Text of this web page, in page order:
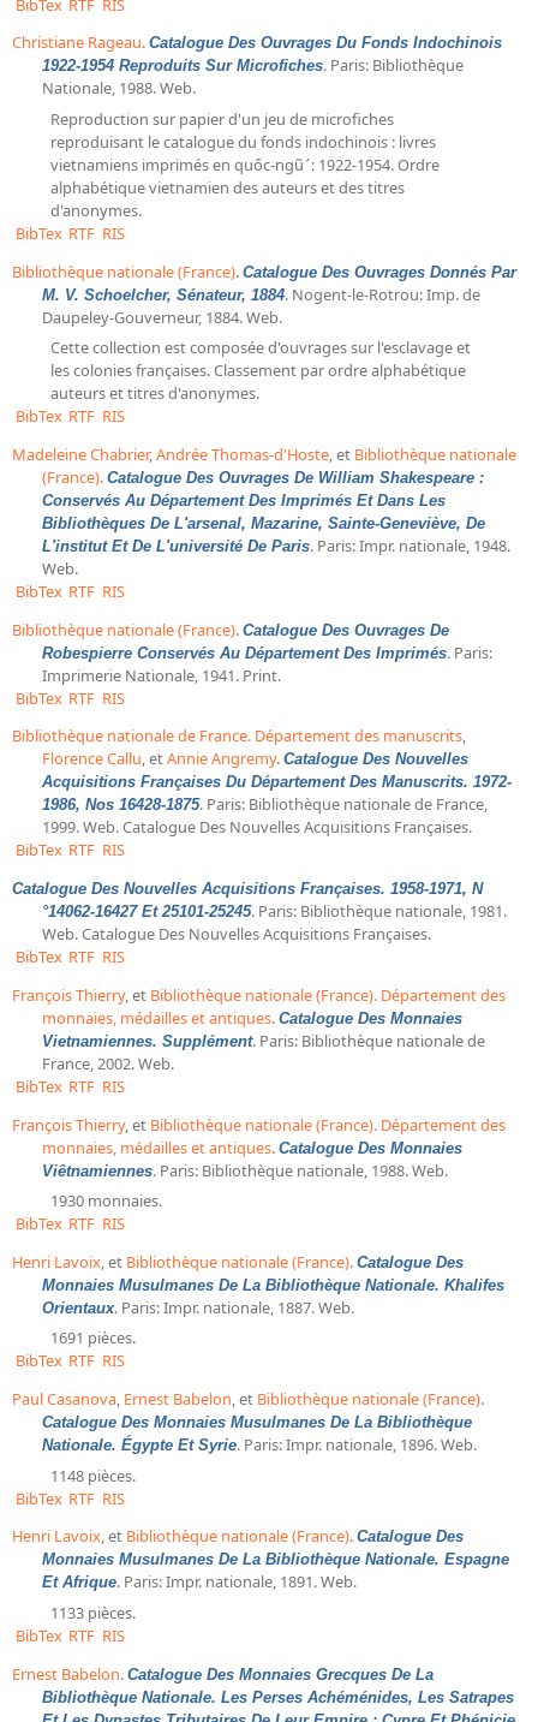
BibTex RTF RIS
Christiane Rageau. Catalogue Des Ouvrages Du Fonds Indochinois
1922-1954 Reproduits Sur Microfiches. Paris: Bibliothèque
Nationale, 1988. Web.
Reproduction sur papier d'un jeu de microfiches
reproduisant le catalogue du fonds indochinois : livres
vietnamiens imprimés en quốc-ngũ ̛ : 1922-1954. Ordre
alphabétique vietnamien des auteurs et des titres
d'anonymes.
BibTex RTF RIS
Bibliothèque nationale (France). Catalogue Des Ouvrages Donnés Par
M. V. Schoelcher, Sénateur, 1884. Nogent-le-Rotrou: Imp. de
Daupeley-Gouverneur, 1884. Web.
Cette collection est composée d'ouvrages sur l'esclavage et
les colonies françaises. Classement par ordre alphabétique
auteurs et titres d'anonymes.
BibTex RTF RIS
Madeleine Chabrier,Andrée Thomas-d'Hoste, et Bibliothèque nationale
(France). Catalogue Des Ouvrages De William Shakespeare :
Conservés Au Département Des Imprimés Et Dans Les
Bibliothèques De L'arsenal, Mazarine, Sainte-Geneviève, De
L'institut Et De L'université De Paris. Paris: Impr. nationale, 1948.
Web.
BibTex RTF RIS
Bibliothèque nationale (France). Catalogue Des Ouvrages De
Robespierre Conservés Au Département Des Imprimés. Paris:
Imprimerie Nationale, 1941. Print.
BibTex RTF RIS
Bibliothèque nationale de France. Département des manuscrits,
Florence Callu, etAnnie Angremy. Catalogue Des Nouvelles
Acquisitions Françaises Du Département Des Manuscrits. 1972-
1986, Nos 16428-1875. Paris: Bibliothèque nationale de France,
1999. Web. Catalogue Des Nouvelles Acquisitions Françaises.
BibTex RTF RIS
Catalogue Des Nouvelles Acquisitions Françaises. 1958-1971, N
°14062-16427 Et 25101-25245. Paris: Bibliothèque nationale, 1981.
Web. Catalogue Des Nouvelles Acquisitions Françaises.
BibTex RTF RIS
François Thierry, et Bibliothèque nationale (France). Département des
monnaies, médailles et antiques. Catalogue Des Monnaies
Vietnamiennes. Supplément. Paris: Bibliothèque nationale de
France, 2002. Web.
BibTex RTF RIS
François Thierry, et Bibliothèque nationale (France). Département des
monnaies, médailles et antiques. Catalogue Des Monnaies
Viêtnamiennes. Paris: Bibliothèque nationale, 1988. Web.
1930 monnaies.
BibTex RTF RIS
Henri Lavoix, et Bibliothèque nationale (France). Catalogue Des
Monnaies Musulmanes De La Bibliothèque Nationale. Khalifes
Orientaux. Paris: Impr. nationale, 1887. Web.
1691 pièces.
BibTex RTF RIS
Paul Casanova, Ernest Babelon, et Bibliothèque nationale (France).
Catalogue Des Monnaies Musulmanes De La Bibliothèque
Nationale. Égypte Et Syrie. Paris: Impr. nationale, 1896. Web.
1148 pièces.
BibTex RTF RIS
Henri Lavoix, et Bibliothèque nationale (France). Catalogue Des
Monnaies Musulmanes De La Bibliothèque Nationale. Espagne
Et Afrique. Paris: Impr. nationale, 1891. Web.
1133 pièces.
BibTex RTF RIS
Ernest Babelon. Catalogue Des Monnaies Grecques De La
Bibliothèque Nationale. Les Perses Achéménides, Les Satrapes